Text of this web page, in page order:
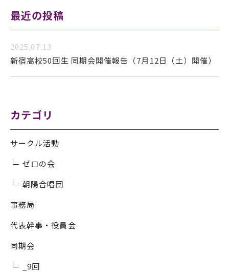
最近の投稿
2025.07.13
新宿高校50回生 同期会開催報告（7月12日（土）開催）
カテゴリ
サークル活動
ゼロの会
朝陽合唱団
事務局
代表幹事・役員会
同期会
_9回